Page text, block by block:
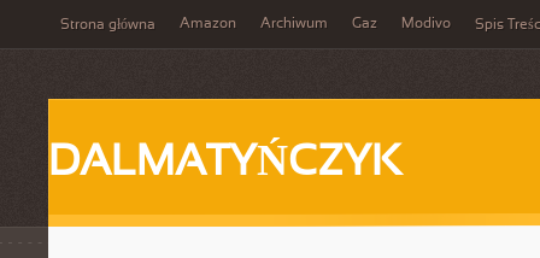
Strona główna Amazon Archiwum Gaz Modivo Spis
DALMATYŃCZYK